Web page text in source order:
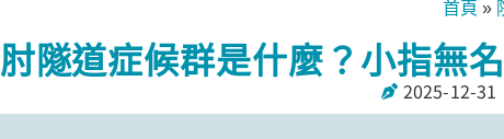
首頁 »
肘隧道症候群是什麼？小指無
2025-12-31